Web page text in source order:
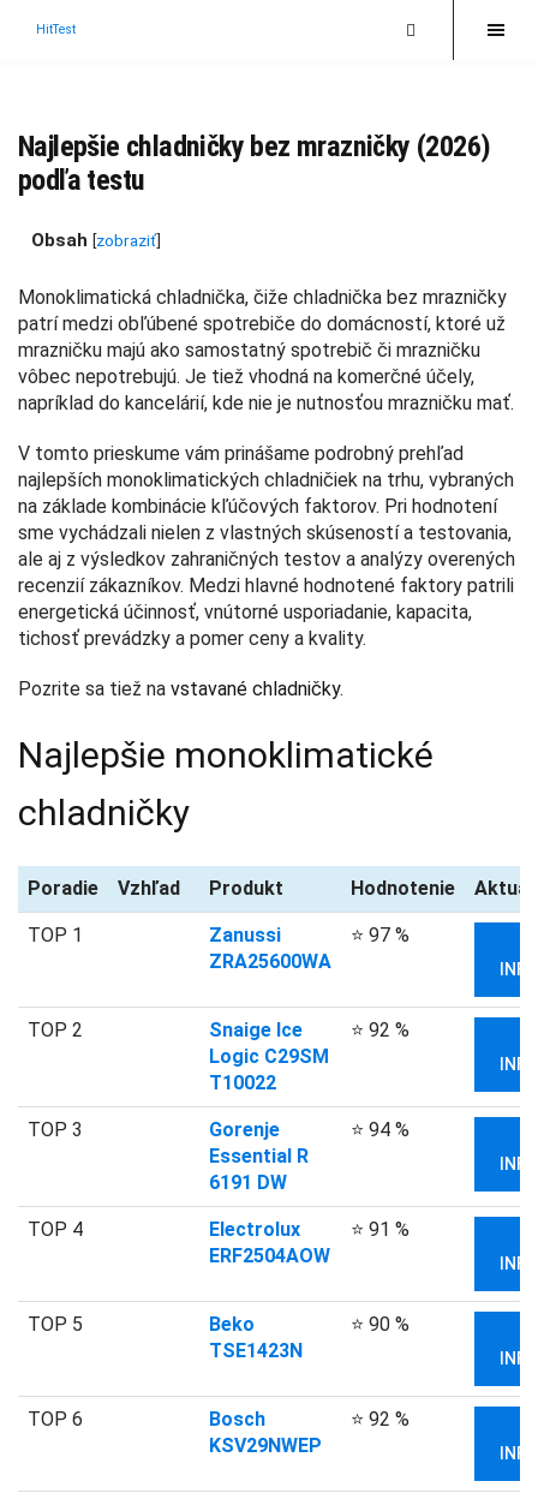
HitTest
Najlepšie chladničky bez mrazničky (2026)
podľa testu
Obsah [zobraziť]
Monoklimatická chladnička, čiže chladnička bez mrazničky
patrí medzi obľúbené spotrebiče do domácností, ktoré už
mrazničku majú ako samostatný spotrebič či mrazničku
vôbec nepotrebujú. Je tiež vhodná na komerčné účely,
napríklad do kancelárií, kde nie je nutnosťou mrazničku mať.
V tomto prieskume vám prinášame podrobný prehľad
najlepších monoklimatických chladničiek na trhu, vybraných
na základe kombinácie kľúčových faktorov. Pri hodnotení
sme vychádzali nielen z vlastných skúseností a testovania,
ale aj z výsledkov zahraničných testov a analýzy overených
recenzií zákazníkov. Medzi hlavné hodnotené faktory patrili
energetická účinnosť, vnútorné usporiadanie, kapacita,
tichosť prevádzky a pomer ceny a kvality.
Pozrite sa tiež na vstavané chladničky.
Najlepšie monoklimatické
chladničky
Poradie Vzhľad Produkt Hodnotenie
TOP 1
Zanussi
ZRA25600WA
⭐ 97 %
TOP 2
Snaige Ice
Logic C29SM
T10022
⭐ 92 %
TOP 3
Gorenje
Essential R
6191 DW
⭐ 94 %
TOP 4
Electrolux
ERF2504AOW
⭐ 91 %
TOP 5
Beko
TSE1423N
⭐ 90 %
TOP 6
Bosch
KSV29NWEP
⭐ 92 %